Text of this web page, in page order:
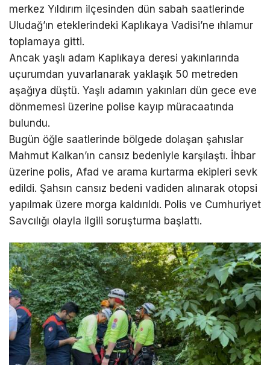
merkez Yıldırım ilçesinden dün sabah saatlerinde
Uludağ’ın eteklerindeki Kaplıkaya Vadisi’ne ıhlamur
toplamaya gitti.
Ancak yaşlı adam Kaplıkaya deresi yakınlarında
uçurumdan yuvarlanarak yaklaşık 50 metreden
aşağıya düştü. Yaşlı adamın yakınları dün gece eve
dönmemesi üzerine polise kayıp müracaatında
bulundu.
Bugün öğle saatlerinde bölgede dolaşan şahıslar
Mahmut Kalkan’ın cansız bedeniyle karşılaştı. İhbar
üzerine polis, Afad ve arama kurtarma ekipleri sevk
edildi. Şahsın cansız bedeni vadiden alınarak otopsi
yapılmak üzere morga kaldırıldı. Polis ve Cumhuriyet
Savcılığı olayla ilgili soruşturma başlattı.